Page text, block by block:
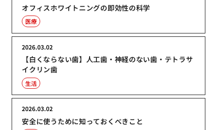
オフィスホワイトニングの即効性の科学
医療
【白くならない歯】人工歯・神経のない歯・テトラサ
イクリン歯
2026.03.02
生活
安全に使うために知っておくべきこと
2026.03.02